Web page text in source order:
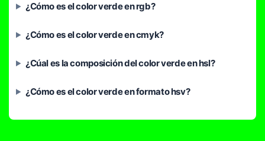
¿Cómo es el color verde en rgb?
¿Cómo es el color verde en cmyk?
¿Cúal es la composición del color verde en hsl?
¿Cómo es el color verde en formato hsv?